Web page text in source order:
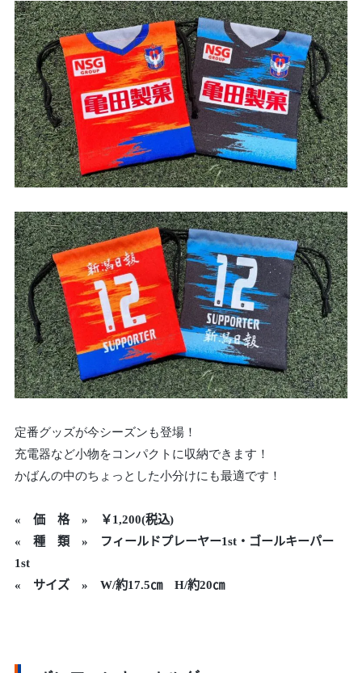
定番グッズが今シーズンも登場！
充電器など小物をコンパクトに収納できます！
かばんの中のちょっとした小分けにも最適です！
« 価 格 » ￥1,200(税込)
« 種 類 » フィールドプレーヤー1st・ゴールキーパー
1st
« サイズ » W/約17.5㎝ H/約20㎝